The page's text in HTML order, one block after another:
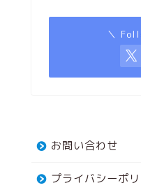
＼
お問い合わせ
プライバシーポ